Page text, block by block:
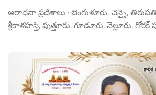
ఆరాధనా ప్రదేశాలు : బెంగుళూరు, చెన్నై,
శ్రీకాళహస్తి, పుత్తూరు, గూడూరు, నెల్లూరు,